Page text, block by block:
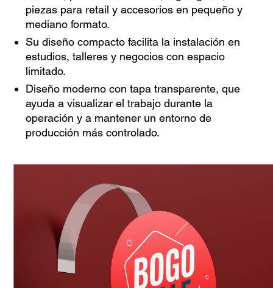
piezas para retail y accesorios en pequeño y
mediano formato.
Su diseño compacto facilita la instalación en
estudios, talleres y negocios con espacio
limitado.
Diseño moderno con tapa transparente, que
ayuda a visualizar el trabajo durante la
operación y a mantener un entorno de
producción más controlado.